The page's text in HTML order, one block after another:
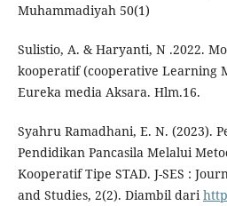
Muhammadiyah 50(1)
Sulistio, A. & Haryanti, N .2022.
kooperatif (cooperative Learning
Eureka media Aksara. Hlm.16.
Syahru Ramadhani, E. N. (2023).
Pendidikan Pancasila Melalui
Kooperatif Tipe STAD. J-SES :
and Studies, 2(2). Diambil dari